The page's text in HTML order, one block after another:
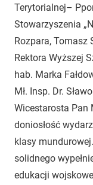
Terytorialnej–
Stowarzyszenia
Rozpara, Tomasz
Rektora Wyższej
hab. Marka
Mł. Insp. Dr.
Wicestarosta Pan
doniosłość
klasy
solidnego
edukacji